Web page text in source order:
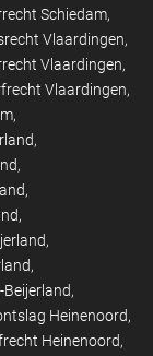
Schiedam
Vlaardingen
Vlaardingen
Vlaardingen
Heinenoord
Heinenoord